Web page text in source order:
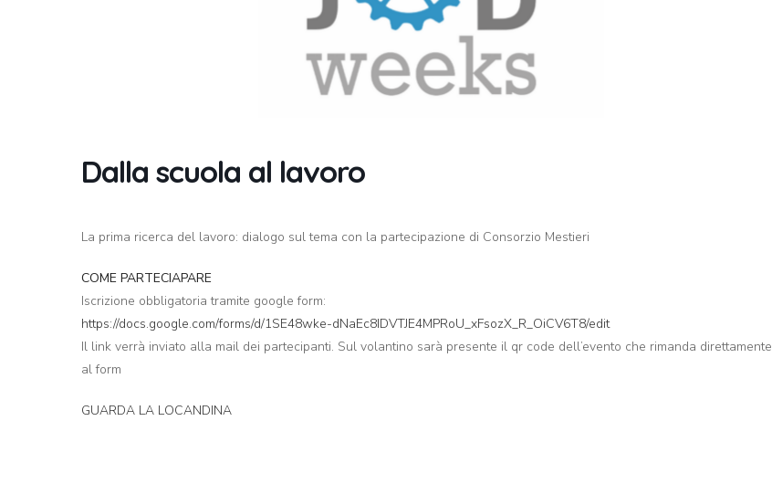
Dalla scuola al lavoro
La prima ricerca del lavoro: dialogo sul tema con la partecipazione di Consorzio Mestieri
COME PARTECIAPARE
Iscrizione obbligatoria tramite google form:
https://docs.google.com/forms/d/1SE48wke-dNaEc8IDVTJE4MPRoU_xFsozX_R_OiCV6T8/edit
Il link verrà inviato alla mail dei partecipanti. Sul volantino sarà presente il qr code dell’evento che rimanda direttamente
al form
GUARDA LA LOCANDINA